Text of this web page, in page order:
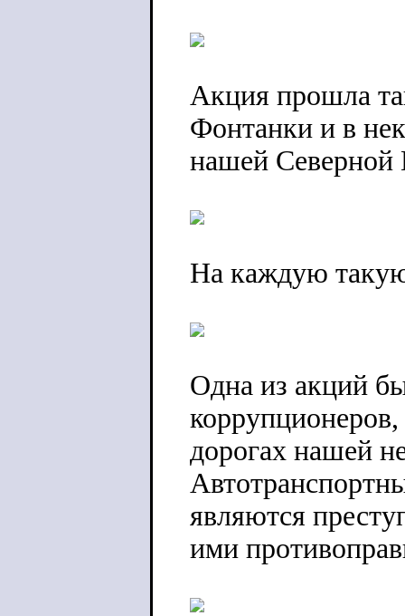
Акция прошла
Фонтанки и в
нашей
На каждую
Одна из акций
дорогах нашей
являются
ими